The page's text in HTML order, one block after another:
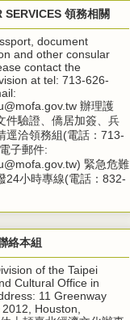
SERVICES 領務相關
document
and other consular
contact the
at tel: 713-626-
辦理護
件驗證、僑居加簽、兵
逕洽領務組(電話：713-
子郵件:
緊急危難
24小時專線(電話：832-
絡本組
of the Taipei
Cultural Office in
11 Greenway
Houston,